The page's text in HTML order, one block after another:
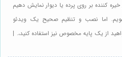
خیره کننده بر روی پرده یا دیوار نمایش دهیم
اما نصب و تنظیم صحیح یک ویدئو
از یک پایه مخصوص نیز استفاده کنید،. |